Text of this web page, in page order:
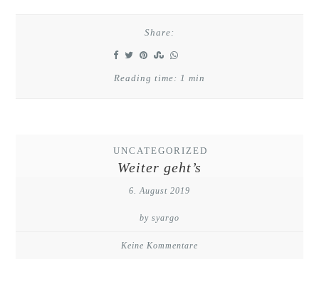
Share:
Reading time: 1 min
UNCATEGORIZED
Weiter geht’s
6. August 2019
by syargo
Keine Kommentare